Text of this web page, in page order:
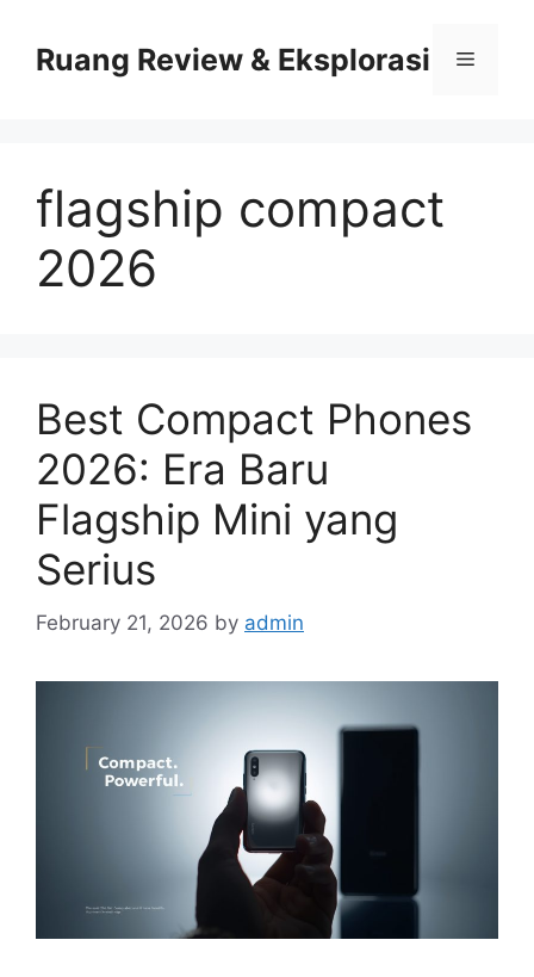
contentRuang Review & Eksplorasi Menu
flagship compact
2026
Best Compact Phones
2026: Era Baru
Flagship Mini yang
Serius
February 21, 2026 by admin